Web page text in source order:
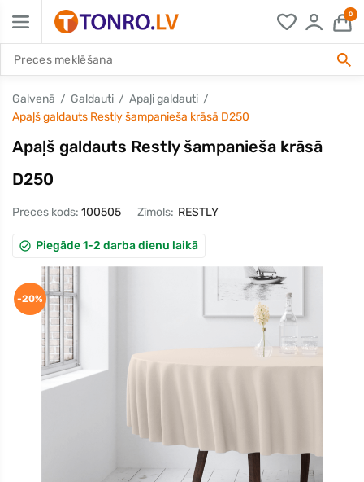
0
Galvenā Galdauti
Apaļi galdauti
Apaļš galdauts Restly šampanieša krāsā D250
Apaļš galdauts Restly šampanieša krāsā
D250
Preces kods: 100505 Zīmols: RESTLY
Piegāde 1-2 darba dienu laikā
-20%